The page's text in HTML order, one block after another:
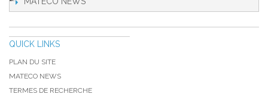
QUICK LINKS
PLAN DU SITE
MATECO NEWS
TERMES DE RECHERCHE